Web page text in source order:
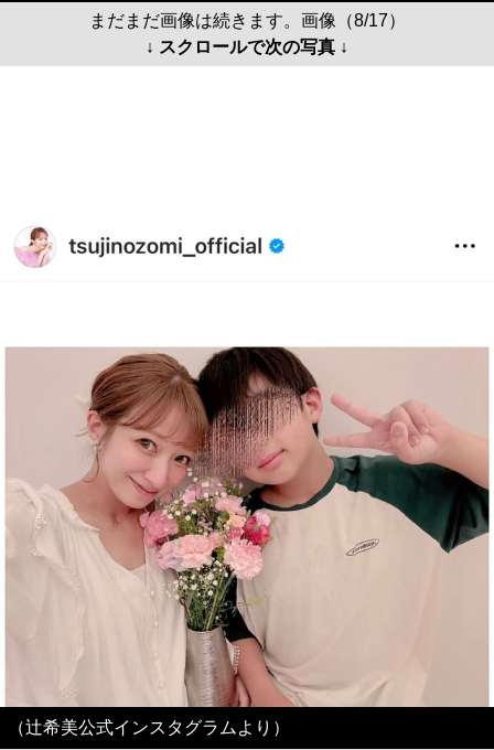
まだまだ画像は続きます。画像（8/17）
↓ スクロールで次の写真 ↓
（辻希美公式インスタグラムより）